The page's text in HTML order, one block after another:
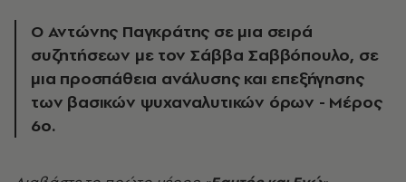
Ο Αντώνης Παγκράτης σε μια σειρά
συζητήσεων με τον Σάββα Σαββόπουλο, σε
μια προσπάθεια ανάλυσης και επεξήγησης
των βασικών ψυχαναλυτικών όρων - Μέρος
6o.